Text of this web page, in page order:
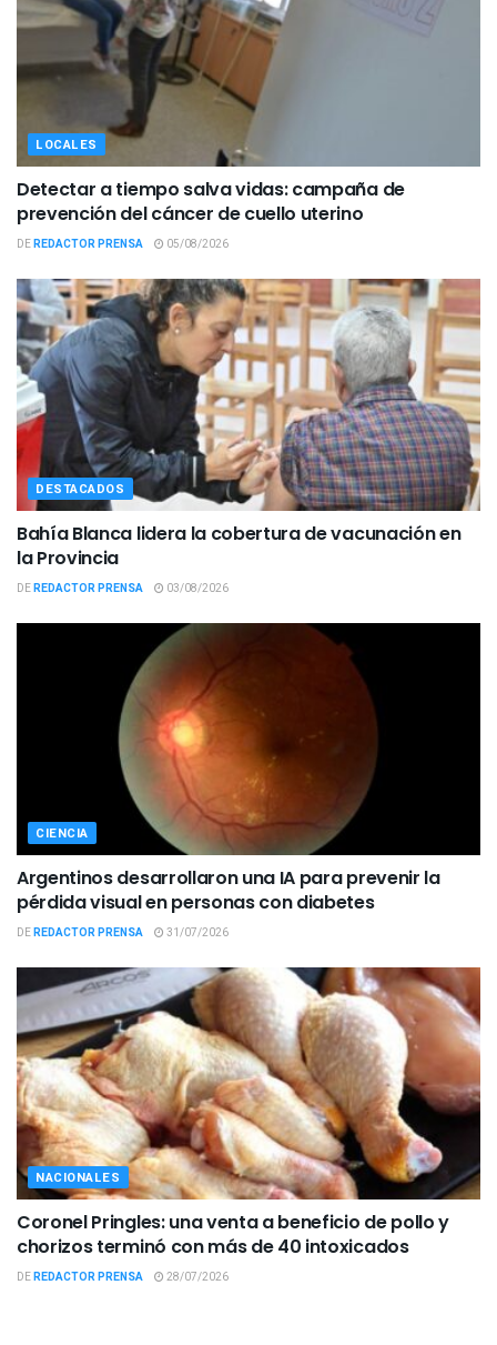
LOCALES
Detectar a tiempo salva vidas: campaña de
prevención del cáncer de cuello uterino
DEREDACTOR PRENSA 05/08/2026
DESTACADOS
Bahía Blanca lidera la cobertura de vacunación en
la Provincia
DEREDACTOR PRENSA 03/08/2026
CIENCIA
Argentinos desarrollaron una IA para prevenir la
pérdida visual en personas con diabetes
DEREDACTOR PRENSA 31/07/2026
NACIONALES
Coronel Pringles: una venta a beneficio de pollo y
chorizos terminó con más de 40 intoxicados
DEREDACTOR PRENSA 28/07/2026